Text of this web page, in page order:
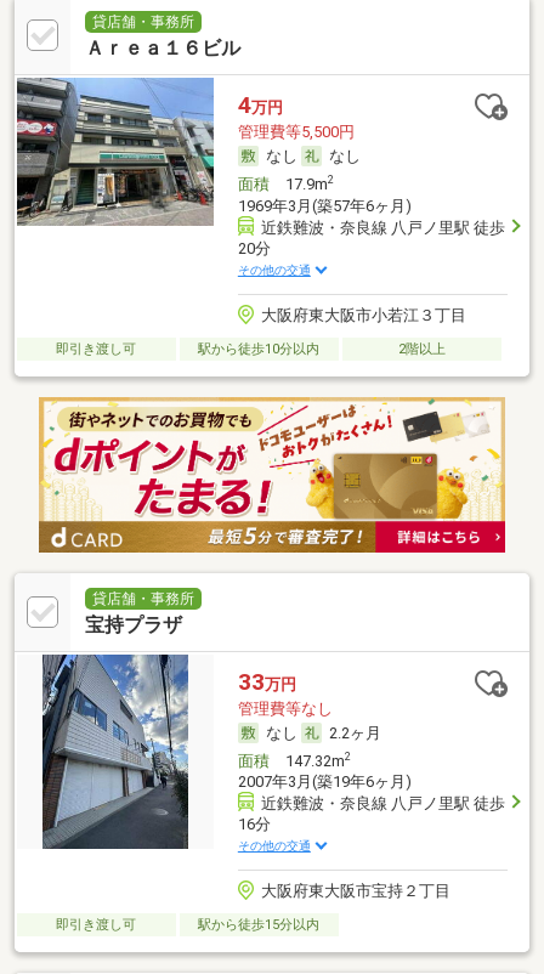
貸店舗・事務所
Ａｒｅａ１６ビル
4万円
管理費等5,500円
なし
なし
面積17.9m2
1969年3月(築57年6ヶ月)
近鉄難波・奈良線 八戸ノ里駅 徒歩
20分
その他の交通
大阪府東大阪市小若江３丁目
即引き渡し可 駅から徒歩10分以内 2階以上
貸店舗・事務所
宝持プラザ
33万円
管理費等なし
なし
2.2ヶ月
面積147.32m2
2007年3月(築19年6ヶ月)
近鉄難波・奈良線 八戸ノ里駅 徒歩
16分
その他の交通
大阪府東大阪市宝持２丁目
即引き渡し可 駅から徒歩15分以内